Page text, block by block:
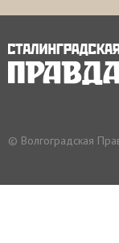
© Волгоградская